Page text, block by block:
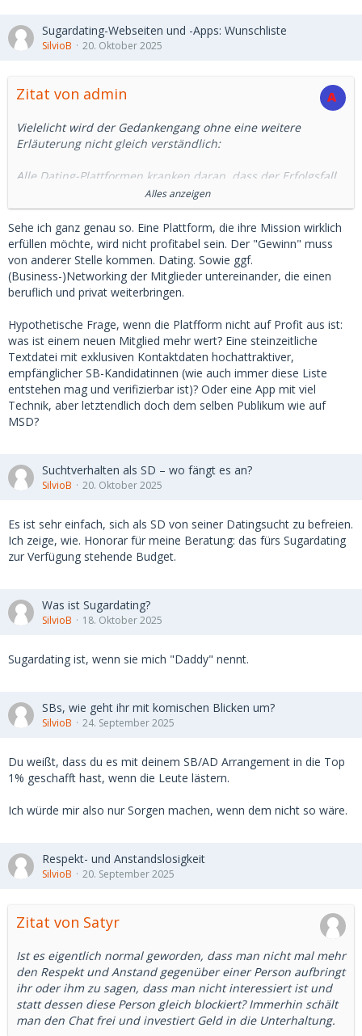
Sugardating-Webseiten und -Apps: Wunschliste
SilvioB 20. Oktober 2025
Zitat von admin
Vielelicht wird der Gedankengang ohne eine weitere
Erläuterung nicht gleich verständlich:
Alle Dating-Plattformen kranken daran, dass der Erfolgsfall
für den Betreiber wirtschaftlich schädlich ist: Jemand, der
auf seiner Plattform seine Traumfrau kennengelernt und
geheiratet hat, ist im Idealfall als Kunde für immer verloren,
ansonsten dürfte das zumindest Jahr dauern, bis er wieder
kommt.
Ein wirtschaftlich motivierter Betreiber kann also am
Erfolgsfall kein Interesse haben. Auch für MSD ist der ewig
Suchende wirtschaftlich viel einträglicher, als diejenigen,
die nur alle vier Jahre suchen und dann mit ihrem SB
zusammen bleiben, bis die mit dem Studium fertig ist.
Von daher halte ich die "Verbraucher-Genossenschaft" (oder
wirtschaftlicher Verein) für das einzige sinnvolle Modell für
Dating-Portale: Die "Chefs" müssen mehr Interesse am
Alles anzeigen
Sehe ich ganz genau so. Eine Plattform, die ihre Mission wirklich
erfüllen möchte, wird nicht profitabel sein. Der "Gewinn" muss
von anderer Stelle kommen. Dating. Sowie ggf.
(Business-)Networking der Mitglieder untereinander, die einen
beruflich und privat weiterbringen.
Hypothetische Frage, wenn die Platfform nicht auf Profit aus ist:
was ist einem neuen Mitglied mehr wert? Eine steinzeitliche
Textdatei mit exklusiven Kontaktdaten hochattraktiver,
empfänglicher SB-Kandidatinnen (wie auch immer diese Liste
entstehen mag und verifizierbar ist)? Oder eine App mit viel
Technik, aber letztendlich doch dem selben Publikum wie auf
MSD?
Suchtverhalten als SD – wo fängt es an?
SilvioB 20. Oktober 2025
Es ist sehr einfach, sich als SD von seiner Datingsucht zu befreien.
Ich zeige, wie. Honorar für meine Beratung: das fürs Sugardating
zur Verfügung stehende Budget.
Was ist Sugardating?
SilvioB 18. Oktober 2025
Sugardating ist, wenn sie mich "Daddy" nennt.
SBs, wie geht ihr mit komischen Blicken um?
SilvioB 24. September 2025
Du weißt, dass du es mit deinem SB/AD Arrangement in die Top
1% geschafft hast, wenn die Leute lästern.
Ich würde mir also nur Sorgen machen, wenn dem nicht so wäre.
Respekt- und Anstandslosigkeit
SilvioB 20. September 2025
Zitat von Satyr
Ist es eigentlich normal geworden, dass man nicht mal mehr
den Respekt und Anstand gegenüber einer Person aufbringt
ihr oder ihm zu sagen, dass man nicht interessiert ist und
statt dessen diese Person gleich blockiert? Immerhin schält
man den Chat frei und investiert Geld in die Unterhaltung.